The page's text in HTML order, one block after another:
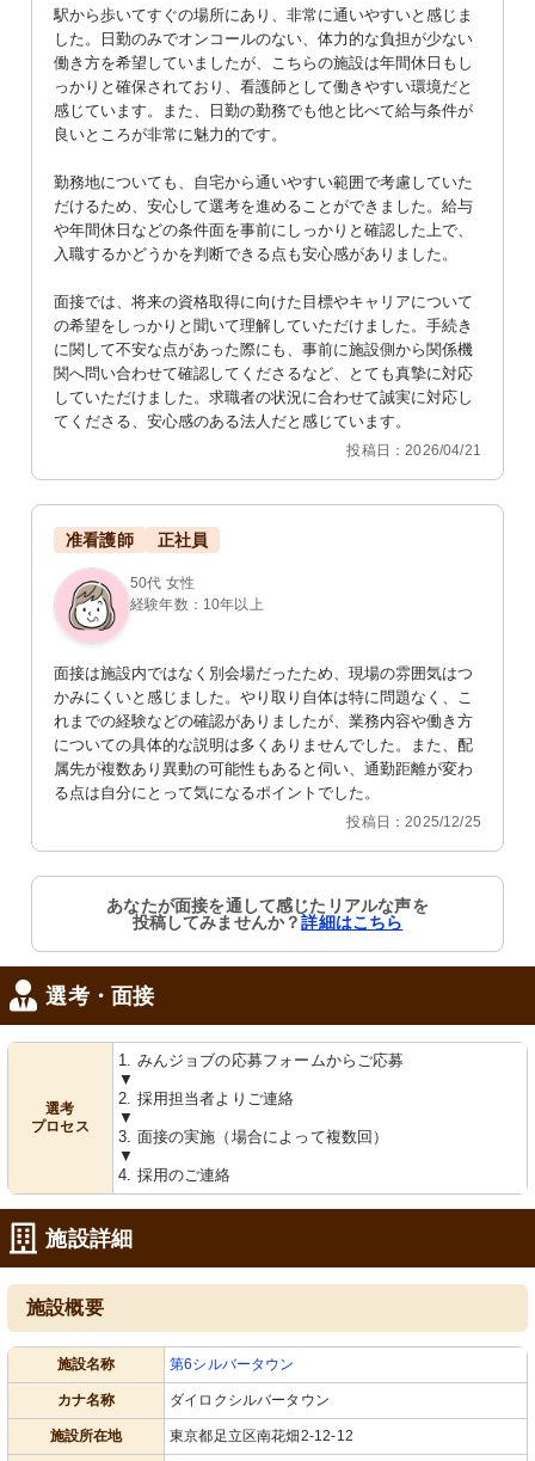
駅から歩いてすぐの場所にあり、非常に通いやすいと感じま
した。日勤のみでオンコールのない、体力的な負担が少ない
働き方を希望していましたが、こちらの施設は年間休日もし
っかりと確保されており、看護師として働きやすい環境だと
感じています。また、日勤の勤務でも他と比べて給与条件が
良いところが非常に魅力的です。
勤務地についても、自宅から通いやすい範囲で考慮していた
だけるため、安心して選考を進めることができました。給与
や年間休日などの条件面を事前にしっかりと確認した上で、
入職するかどうかを判断できる点も安心感がありました。
面接では、将来の資格取得に向けた目標やキャリアについて
の希望をしっかりと聞いて理解していただけました。手続き
に関して不安な点があった際にも、事前に施設側から関係機
関へ問い合わせて確認してくださるなど、とても真摯に対応
していただけました。求職者の状況に合わせて誠実に対応し
てくださる、安心感のある法人だと感じています。
投稿日：2026/04/21
准看護師 正社員
50代 女性
経験年数：10年以上
面接は施設内ではなく別会場だったため、現場の雰囲気はつ
かみにくいと感じました。やり取り自体は特に問題なく、こ
れまでの経験などの確認がありましたが、業務内容や働き方
についての具体的な説明は多くありませんでした。また、配
属先が複数あり異動の可能性もあると伺い、通勤距離が変わ
る点は自分にとって気になるポイントでした。
投稿日：2025/12/25
あなたが面接を通して感じたリアルな声を
投稿してみませんか？詳細はこちら
選考・面接
選考
プロセス
1. みんジョブの応募フォームからご応募
▼
2. 採用担当者よりご連絡
▼
3. 面接の実施（場合によって複数回）
▼
4. 採用のご連絡
施設詳細
施設概要
施設名称 第6シルバータウン
カナ名称 ダイロクシルバータウン
施設所在地 東京都足立区南花畑2-12-12